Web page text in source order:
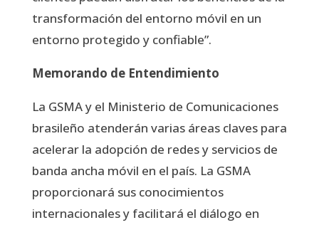
transformación del entorno móvil en un
entorno protegido y confiable”.
Memorando de Entendimiento
La GSMA y el Ministerio de Comunicaciones
brasileño atenderán varias áreas claves para
acelerar la adopción de redes y servicios de
banda ancha móvil en el país. La GSMA
proporcionará sus conocimientos
internacionales y facilitará el diálogo en